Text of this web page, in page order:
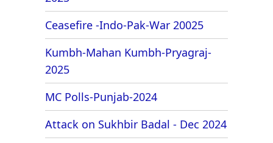
Ceasefire -Indo-Pak-War 20025
Kumbh-Mahan Kumbh-Pryagraj-
2025
MC Polls-Punjab-2024
Attack on Sukhbir Badal - Dec 2024